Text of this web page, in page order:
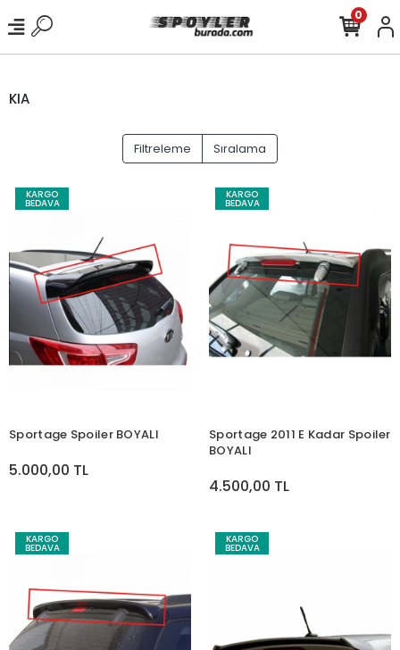
0
KIA
Filtreleme Sıralama
KARGO
BEDAVA
Sportage Spoiler BOYALI
5.000,00 TL
KARGO
BEDAVA
Sportage 2011 E Kadar Spoiler
BOYALI
4.500,00 TL
KARGO
BEDAVA
KARGO
BEDAVA